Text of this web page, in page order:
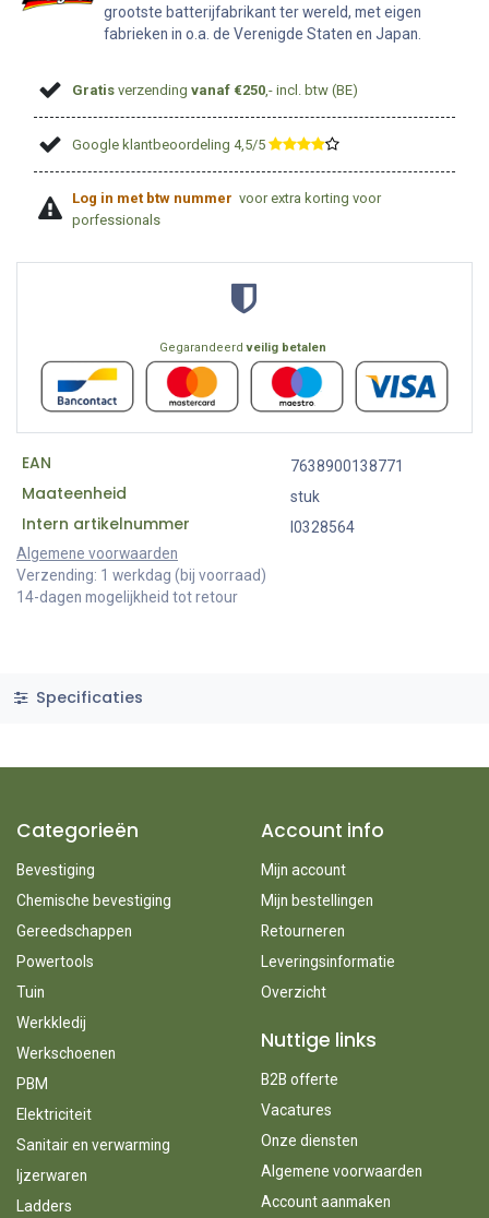
grootste batterijfabrikant ter wereld, met eigen
fabrieken in o.a. de Verenigde Staten en Japan.
Gratis verzendingvanaf €250 ,- incl. btw (BE)
Google klantbeoordeling 4,5/5 ​
Log in met btw nummer voor extra korting voor
porfessionals
Gegarandeerdveilig betalen
EAN 7638900138771
Maateenheid stuk
Intern artikelnummer
I0328564
Algemene voorwaarden
Verzending: 1 werkdag (bij voorraad)
14-dagen mogelijkheid tot retour
Specificaties
Categorieën
Bevestiging
Chemische bevestiging
Gereedschappen
Powertools
Tuin
Werkkledij
Werkschoenen
PBM
Elektriciteit
Sanitair en verwarming
Ijzerwaren
Ladders
Account info
Mijn account
Mijn bestellingen
Retourneren
Leveringsinformatie
Overzicht
Nuttige links
B2B offerte
Vacatures
Onze diensten
Algemene voorwaarden
Account aanmaken